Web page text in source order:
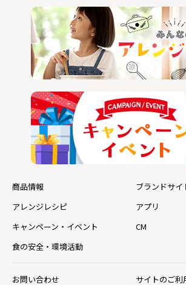
商品情報
ブランドサイ
アレンジレシピ
アプリ
キャンペーン・イベント
CM
食の安全・環境活動
お問い合わせ
サイトのご利